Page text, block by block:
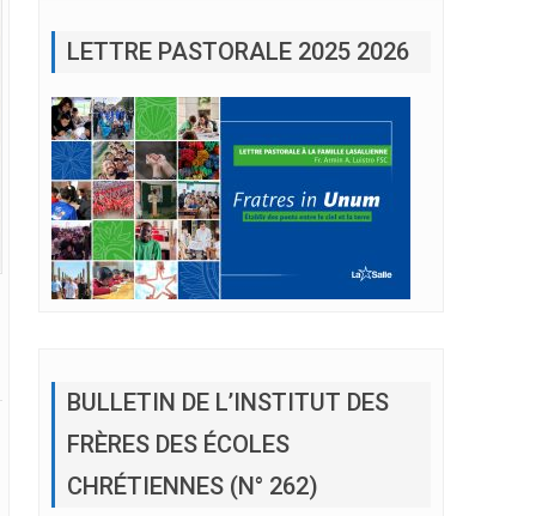
FRÈRES DES ÉCOLES
CHRÉTIENNES (N° 262)